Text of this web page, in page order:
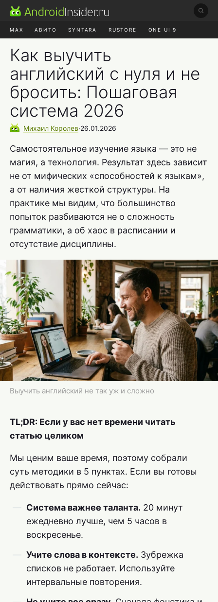
MAX АВИТО SYNTARA RUSTORE ONE UI 9
Как выучить
английский с нуля и не
бросить: Пошаговая
система 2026
Михаил Королев∙26.01.2026
Самостоятельное изучение языка — это не
магия, а технология. Результат здесь зависит
не от мифических «способностей к языкам»,
а от наличия жесткой структуры. На
практике мы видим, что большинство
попыток разбиваются не о сложность
грамматики, а об хаос в расписании и
отсутствие дисциплины.
Выучить английский не так уж и сложно
TL;DR: Если у вас нет времени читать
статью целиком
Мы ценим ваше время, поэтому собрали
суть методики в 5 пунктах. Если вы готовы
действовать прямо сейчас:
Система важнее таланта. 20 минут
ежедневно лучше, чем 5 часов в
воскресенье.
Учите слова в контексте. Зубрежка
списков не работает. Используйте
интервальные повторения.